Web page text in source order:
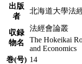
出版
者
北海道大學法
収録
物名
法經會論叢
The Hokeikai
and Economics
巻(号) 14